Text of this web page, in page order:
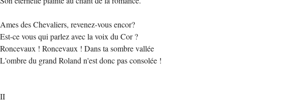
Ames des Chevaliers, revenez-vous encor?
Est-ce vous qui parlez avec la voix du Cor ?
Roncevaux ! Roncevaux ! Dans ta sombre vallée
L'ombre du grand Roland n'est donc pas consolée !
II